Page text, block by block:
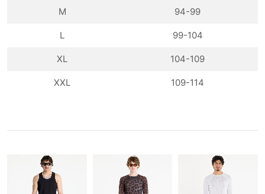
M 94-99
L 99-104
XL 104-109
XXL 109-114